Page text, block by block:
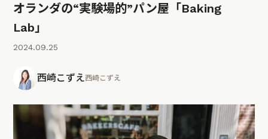
オランダの“実験場的”パン屋「Baking
Lab」
2024.09.25
西崎こずえ西崎こずえ